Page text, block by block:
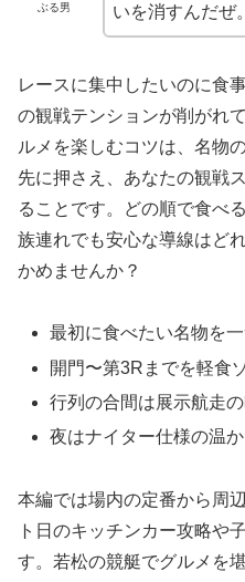
ぶる男
いを消すんだぜ。
レースに集中したいのに食
の観戦テンションが削がれ
ルメを楽しむコツは、名物
先に押さえ、あなたの観戦
ることです。どの順で食べ
族連れでも安心な導線はど
かめませんか？
最初に食べたい名物を
開門〜第3Rまでを軽食
行列の合間は展示航走
夜はナイター仕様の温
本編では場内の定番から周
ト日のキッチンカー攻略や
す。若松の競艇でグルメを